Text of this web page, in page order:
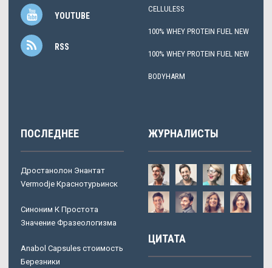
YOUTUBE
RSS
CELLULESS
100% WHEY PROTEIN FUEL NEW
100% WHEY PROTEIN FUEL NEW
BODYHARM
ПОСЛЕДНЕЕ
Дростанолон Энантат
Vermodje Краснотурьинск
Синоним К Простота
Значение Фразеологизма
Anabol Capsules стоимость
Березники
ЖУРНАЛИСТЫ
ЦИТАТА